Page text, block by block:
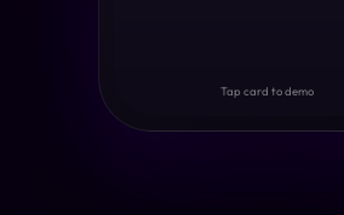
Tap card to demo